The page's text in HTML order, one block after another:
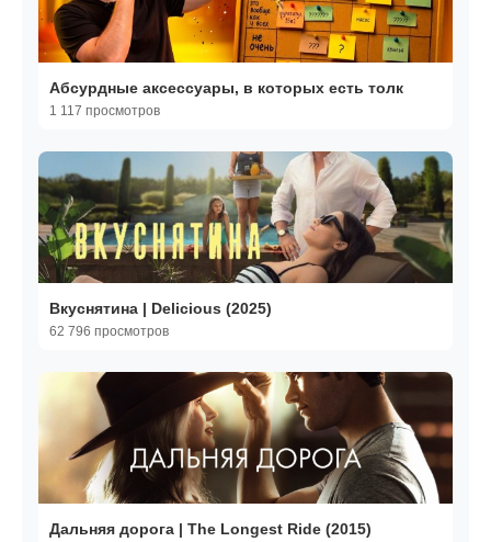
Абсурдные аксессуары, в которых есть толк
1 117 просмотров
Вкуснятина | Delicious (2025)
62 796 просмотров
Дальняя дорога | The Longest Ride (2015)